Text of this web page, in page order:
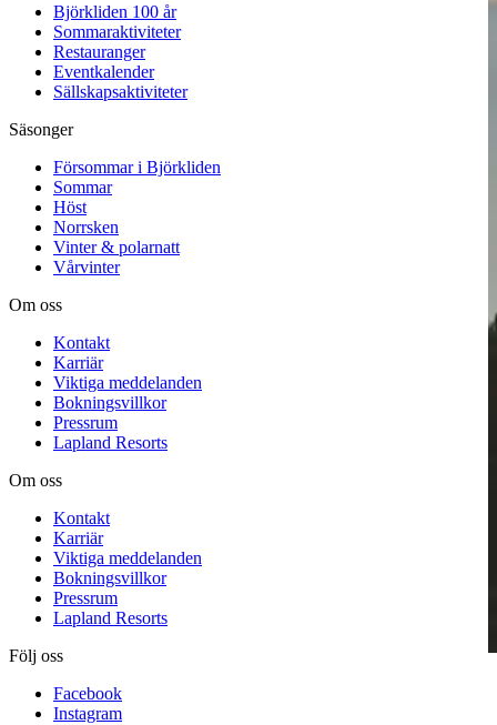
Björkliden 100 år
Sommaraktiviteter
Restauranger
Eventkalender
Sällskapsaktiviteter
Säsonger
Försommar i Björkliden
Sommar
Höst
Norrsken
Vinter & polarnatt
Vårvinter
Om oss
Kontakt
Karriär
Viktiga meddelanden
Bokningsvillkor
Pressrum
Lapland Resorts
Om oss
Kontakt
Karriär
Viktiga meddelanden
Bokningsvillkor
Pressrum
Lapland Resorts
Följ oss
Facebook
Instagram